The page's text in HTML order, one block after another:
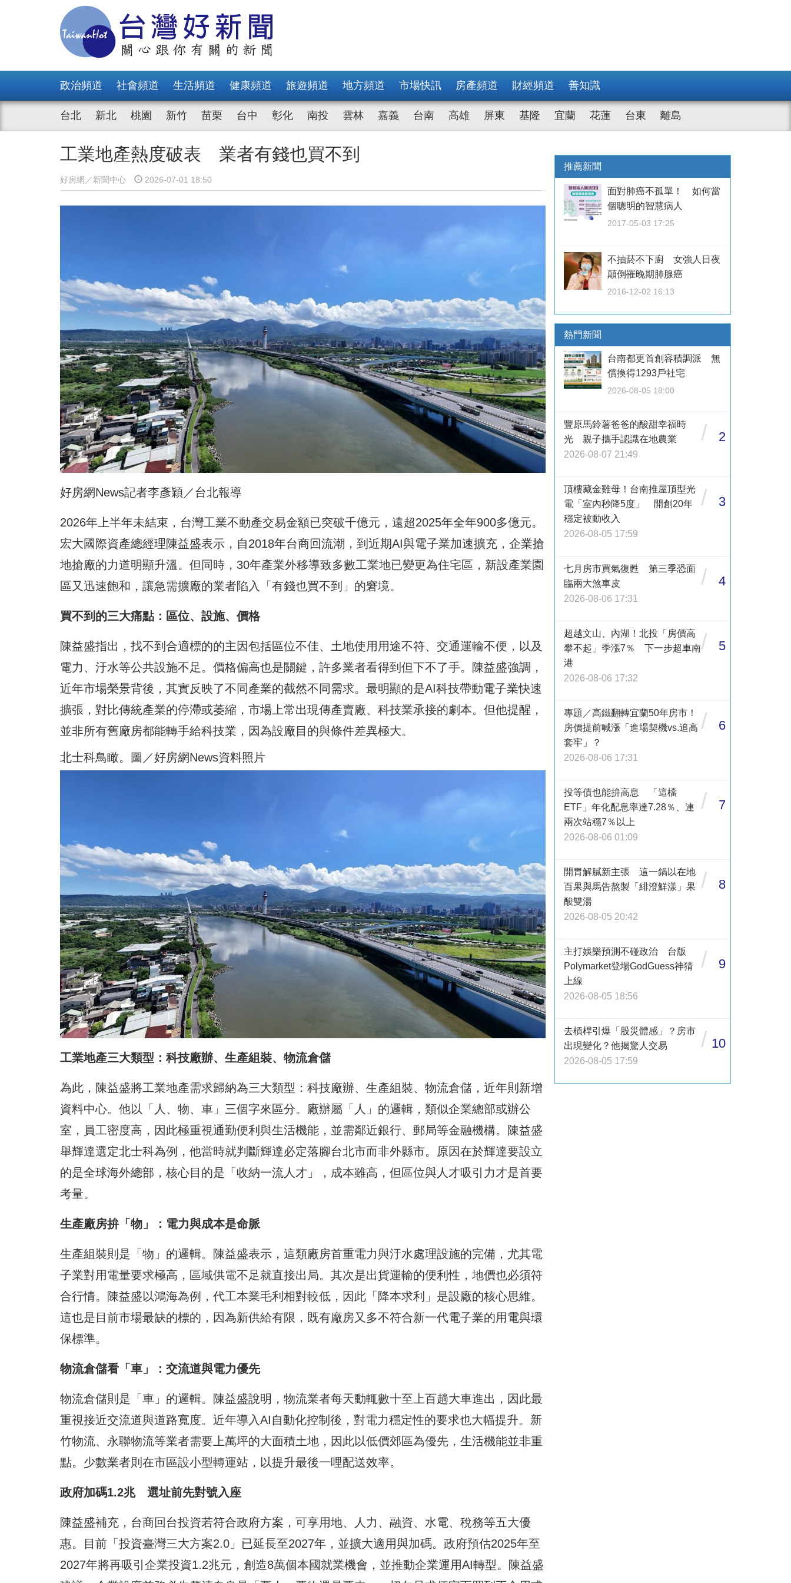
政治頻道 社會頻道 生活頻道 健康頻道 旅遊頻道 地方頻道 市場快訊 房產頻道 財經頻道 善知識
台北 新北 桃園 新竹 苗栗 台中 彰化 南投 雲林 嘉義 台南 高雄 屏東 基隆 宜蘭 花蓮 台東 離島
工業地產熱度破表 業者有錢也買不到
好房網／新聞中心 2026-07-01 18:50
好房網News記者李彥穎／台北報導
2026年上半年未結束，台灣工業不動產交易金額已突破千億元，遠超2025年全年900多億元。
宏大國際資產總經理陳益盛表示，自2018年台商回流潮，到近期AI與電子業加速擴充，企業搶
地搶廠的力道明顯升溫。但同時，30年產業外移導致多數工業地已變更為住宅區，新設產業園
區又迅速飽和，讓急需擴廠的業者陷入「有錢也買不到」的窘境。
買不到的三大痛點：區位、設施、價格
陳益盛指出，找不到合適標的的主因包括區位不佳、土地使用用途不符、交通運輸不便，以及
電力、汙水等公共設施不足。價格偏高也是關鍵，許多業者看得到但下不了手。陳益盛強調，
近年市場榮景背後，其實反映了不同產業的截然不同需求。最明顯的是AI科技帶動電子業快速
擴張，對比傳統產業的停滯或萎縮，市場上常出現傳產賣廠、科技業承接的劇本。但他提醒，
並非所有舊廠房都能轉手給科技業，因為設廠目的與條件差異極大。
北士科鳥瞰。圖／好房網News資料照片
工業地產三大類型：科技廠辦、生產組裝、物流倉儲
為此，陳益盛將工業地產需求歸納為三大類型：科技廠辦、生產組裝、物流倉儲，近年則新增
資料中心。他以「人、物、車」三個字來區分。廠辦屬「人」的邏輯，類似企業總部或辦公
室，員工密度高，因此極重視通勤便利與生活機能，並需鄰近銀行、郵局等金融機構。陳益盛
舉輝達選定北士科為例，他當時就判斷輝達必定落腳台北市而非外縣市。原因在於輝達要設立
的是全球海外總部，核心目的是「收納一流人才」，成本雖高，但區位與人才吸引力才是首要
考量。
生產廠房拚「物」：電力與成本是命脈
生產組裝則是「物」的邏輯。陳益盛表示，這類廠房首重電力與汙水處理設施的完備，尤其電
子業對用電量要求極高，區域供電不足就直接出局。其次是出貨運輸的便利性，地價也必須符
合行情。陳益盛以鴻海為例，代工本業毛利相對較低，因此「降本求利」是設廠的核心思維。
這也是目前市場最缺的標的，因為新供給有限，既有廠房又多不符合新一代電子業的用電與環
保標準。
物流倉儲看「車」：交流道與電力優先
物流倉儲則是「車」的邏輯。陳益盛說明，物流業者每天動輒數十至上百趟大車進出，因此最
重視接近交流道與道路寬度。近年導入AI自動化控制後，對電力穩定性的要求也大幅提升。新
竹物流、永聯物流等業者需要上萬坪的大面積土地，因此以低價郊區為優先，生活機能並非重
點。少數業者則在市區設小型轉運站，以提升最後一哩配送效率。
政府加碼1.2兆 選址前先對號入座
陳益盛補充，台商回台投資若符合政府方案，可享用地、人力、融資、水電、稅務等五大優
惠。目前「投資臺灣三大方案2.0」已延長至2027年，並擴大適用與加碼。政府預估2025年至
2027年將再吸引企業投資1.2兆元，創造8萬個本國就業機會，並推動企業運用AI轉型。陳益盛
推薦新聞
面對肺癌不孤單！ 如何當
個聰明的智慧病人
2017-05-03 17:25
不抽菸不下廚 女強人日夜
顛倒罹晚期肺腺癌
2016-12-02 16:13
熱門新聞
台南都更首創容積調派 無
償換得1293戶社宅
2026-08-05 18:00
豐原馬鈴薯爸爸的酸甜幸福時
光 親子攜手認識在地農業
2026-08-07 21:49
/ 2
頂樓藏金雞母！台南推屋頂型光
電「室內秒降5度」 開創20年
穩定被動收入
2026-08-05 17:59
/ 3
七月房市買氣復甦 第三季恐面
臨兩大煞車皮
2026-08-06 17:31
/ 4
超越文山、內湖！北投「房價高
攀不起」季漲7％ 下一步超車南
港
2026-08-06 17:32
/ 5
專題／高鐵翻轉宜蘭50年房市！
房價提前喊漲「進場契機vs.追高
套牢」？
2026-08-06 17:31
/ 6
投等債也能拚高息 「這檔
ETF」年化配息率達7.28％、連
兩次站穩7％以上
2026-08-06 01:09
/ 7
開胃解膩新主張 這一鍋以在地
百果與馬告熬製「緋澄鮮漾」果
酸雙湯
2026-08-05 20:42
/ 8
主打娛樂預測不碰政治 台版
Polymarket登場GodGuess神猜
上線
2026-08-05 18:56
/ 9
去槓桿引爆「股災體感」？房市
出現變化？他揭驚人交易
2026-08-05 17:59
/ 10